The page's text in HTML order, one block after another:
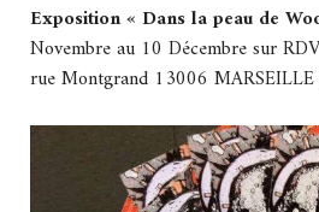
Exposition « Dans la peau de
Novembre au 10 Décembre sur
rue Montgrand 13006